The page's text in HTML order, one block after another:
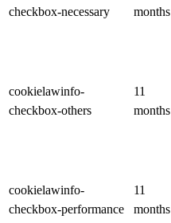
checkbox-necessary
months
cookielawinfo-
checkbox-others
11
months
cookielawinfo-
checkbox-performance
11
months